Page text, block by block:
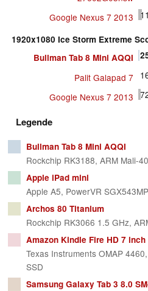
Google Nexus 7 2013
1920x1080 Ice Storm Extreme
Bullman Tab 8 Mini AQQI
Palit Galapad 7
Google Nexus 7 2013
Legende
Bullman Tab 8 Mini AQQI
Rockchip RK3188, ARM Mali-
Apple iPad mini
Apple A5, PowerVR
Archos 80 Titanium
Rockchip RK3066 1.5 GHz,
Amazon Kindle Fire HD 7 inch
Texas Instruments OMAP
SSD
Samsung Galaxy Tab 3 8.0